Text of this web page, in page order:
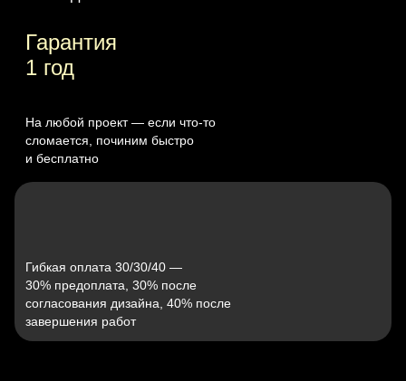
Гарантия
1 год
На любой проект — если что‑то
сломается, починим быстро
и бесплатно
Гибкая оплата 30/30/40 —
30% предоплата, 30% после
согласования дизайна, 40% после
завершения работ